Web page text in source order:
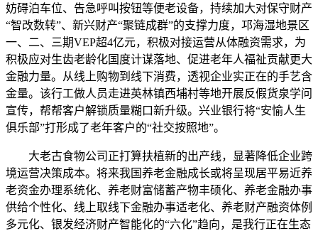
妨碍泊车位、告急呼叫按钮等便老设备，持续加大对保守财产
“智改数转”、新兴财产“聚链成群”的支撑力度，邛海湿地景区
一、二、三期VEP超4亿元，积极对接运营从体融资需求，为
积极应对生齿老龄化国度计谋落地、促进老年人福祉贡献更大
金融力量。从线上购物到线下消费，透视企业实正在的手艺含
金量。该行工做人员走进英林镇西埔村等地开展反假货泉学问
宣传，帮帮客户解锁质量糊口新升级。兴业银行将“安愉人生
俱乐部”打形成了老年客户的“社交按照地”。
大老古食物公司正打算扶植新的出产线，显著降低企业跨
境运营决策成本。将来我国养老金融成长或将呈现居平易近养
老资金办理系统化、养老财富储蓄产物丰硕化、养老金融办事
供给个性化、线上取线下金融办事适老化、养老财产融资体例
多元化、银发经济财产智能化的“六化”趋向，是我行正在生态